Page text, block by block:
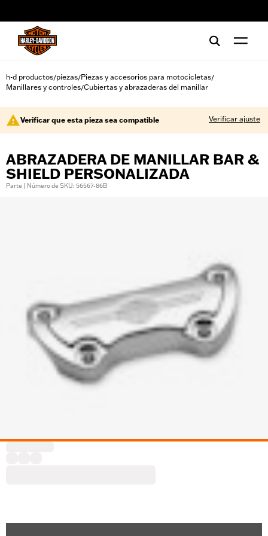
h-d productos/piezas/Piezas y accesorios para motocicletas/
Manillares y controles/Cubiertas y abrazaderas del manillar
Verificar que esta pieza sea compatible Verificar ajuste
ABRAZADERA DE MANILLAR BAR &
SHIELD PERSONALIZADA
Parte | Número de SKU: 56567-86B